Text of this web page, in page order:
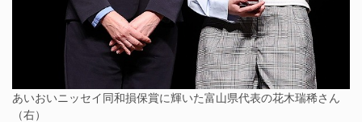
あいおいニッセイ同和損保賞に輝いた富山県代表の花木瑞稀さん
（右）